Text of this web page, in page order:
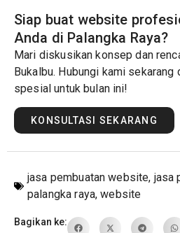
Siap buat website
Anda di Palangka Raya?
Mari diskusikan konsep dan
Bukalbu. Hubungi kami sekarang
spesial untuk bulan ini!
KONSULTASI SEKARANG
jasa pembuatan website, jasa
palangka raya,website
Bagikan ke: